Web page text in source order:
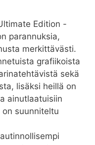
Edition -
parannuksia,
merkittävästi.
grafiikoista
sekä
lisäksi heillä on
ainutlaatuisiin
suunniteltu